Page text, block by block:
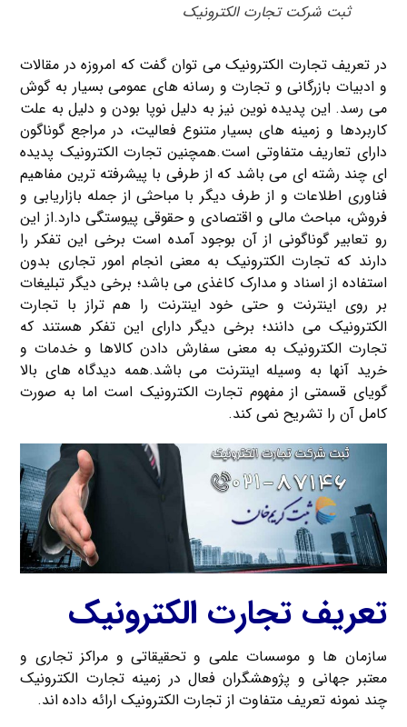
ثبت شرکت تجارت الکترونیک
در تعریف تجارت الکترونیک می توان گفت که امروزه در مقالات
و ادبیات بازرگانی و تجارت و رسانه های عمومی بسیار به گوش
می رسد. این پدیده نوین نیز به دلیل نوپا بودن و دلیل به علت
کاربردها و زمینه های بسیار متنوع فعالیت، در مراجع گوناگون
دارای تعاریف متفاوتی است.همچنین تجارت الکترونیک پدیده
ای چند رشته ای می باشد که از طرفی با پیشرفته ترین مفاهیم
فناوری اطلاعات و از طرف دیگر با مباحثی از جمله بازاریابی و
فروش، مباحث مالی و اقتصادی و حقوقی پیوستگی دارد.از این
رو تعابیر گوناگونی از آن بوجود آمده است برخی این تفکر را
دارند که تجارت الکترونیک به معنی انجام امور تجاری بدون
استفاده از اسناد و مدارک کاغذی می باشد؛ برخی دیگر تبلیغات
بر روی اینترنت و حتی خود اینترنت را هم تراز با تجارت
الکترونیک می دانند؛ برخی دیگر دارای این تفکر هستند که
تجارت الکترونیک به معنی سفارش دادن کالاها و خدمات و
خرید آنها به وسیله اینترنت می باشد.همه دیدگاه های بالا
گویای قسمتی از مفهوم تجارت الکترونیک است اما به صورت
کامل آن را تشریح نمی کند.
تعریف تجارت الکترونیک
سازمان ها و موسسات علمی و تحقیقاتی و مراکز تجاری و
معتبر جهانی و پژوهشگران فعال در زمینه تجارت الکترونیک
چند نمونه تعریف متفاوت از تجارت الکترونیک ارائه داده اند.